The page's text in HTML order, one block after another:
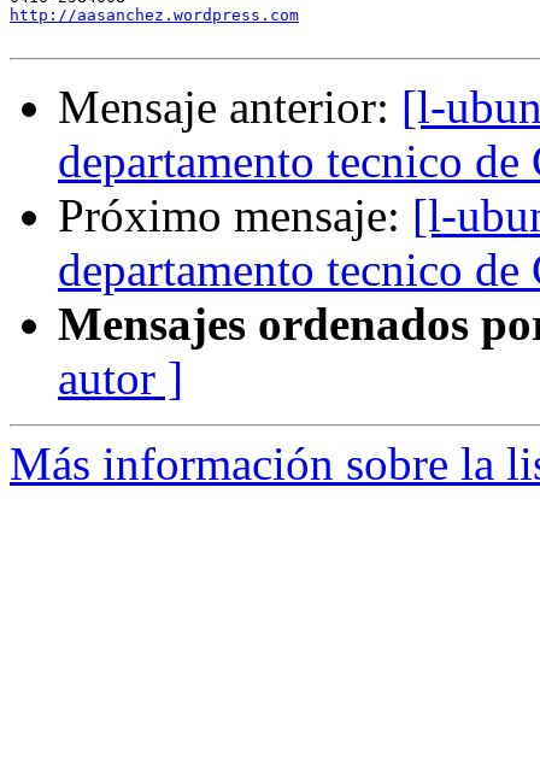
http://aasanchez.wordpress.com
Mensaje anterior: [l-
departamento tecnico
Próximo mensaje: [l-
departamento tecnico
Mensajes ordenados
autor ]
Más información sobre la